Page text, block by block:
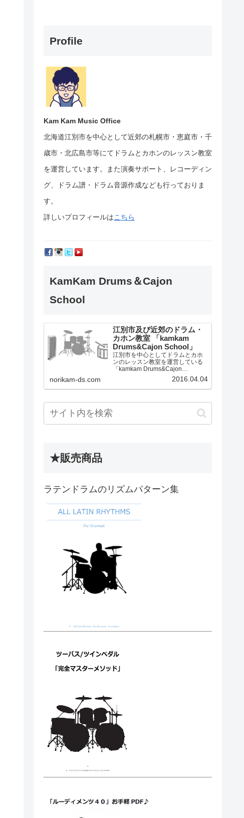
Profile
Kam Kam Music Office
北海道江別市を中心として近郊の札幌市・恵庭市・千
歳市・北広島市等にて ドラムとカホンのレッスン教室
を運営しています。
また演奏サポート、レコーディン
グ、ドラム譜・ドラム音源作成なども行っておりま
す。
詳しいプロフィールはこちら
KamKam Drums＆Cajon
School
江別市及び近郊のドラム・
カホン教室 「kamkam
Drums&Cajon School」
江別市を中心としてドラムとカホ
ンのレッスン教室を運営している
「kamkam Drums&Cajon
norikam-ds.com 2016.04.04
★販売商品
ラテンドラムのリズムパターン集